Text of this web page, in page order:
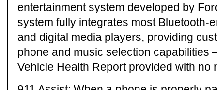
entertainment system developed by
system fully integrates most Bluetooth-
and digital media players, providing
phone and music selection capabilities
Vehicle Health Report provided with no